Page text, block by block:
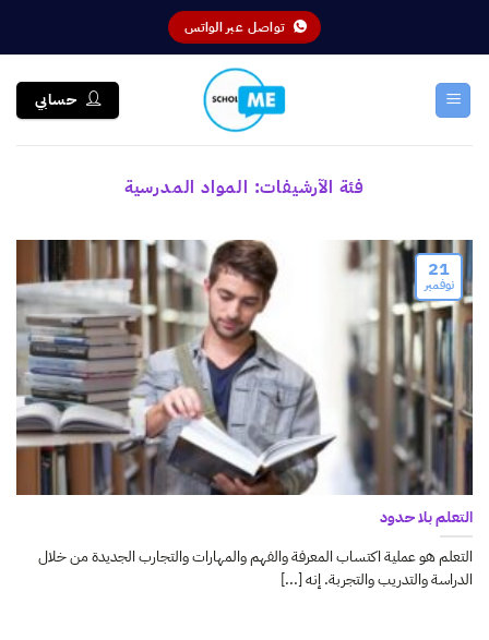
تواصل عبر الواتس
حسابي
فئة الآرشيفات: المواد المدرسية
التعلم بلا حدود
التعلم هو عملية اكتساب المعرفة والفهم والمهارات والتجارب الجديدة من خلال
الدراسة والتدريب والتجربة. إنه [...]
21
نوفمبر